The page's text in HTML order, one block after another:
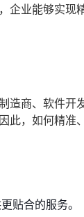
业能够实现
造商、软件开
此，如何精准
贴合的服务。